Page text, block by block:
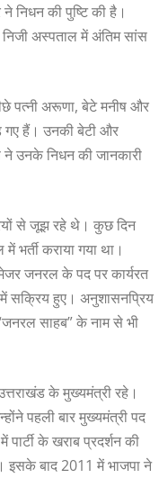
निधन की पुष्टि की है।
निजी अस्पताल में अंतिम सांस
अरूणा, बेटे मनीष और
हैं। उनकी बेटी और
ने उनके निधन की जानकारी
से जूझ रहे थे। कुछ दिन
भर्ती कराया गया था।
जनरल के पद पर कार्यरत
में सक्रिय हुए। अनुशासनप्रिय
साहब” के नाम से भी
के मुख्यमंत्री रहे।
पहली बार मुख्यमंत्री पद
के खराब प्रदर्शन की
इसके बाद 2011 में भाजपा ने